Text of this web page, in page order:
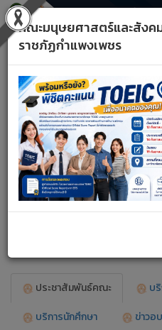
A+
คณะมนุษยศาสตร์และสังค
ราชภัฏกำแพงเพชร
Previous
Previous
ประชาสัมพันธ์คณะ
บ
บริการนักศึกษา
ข่าวอ